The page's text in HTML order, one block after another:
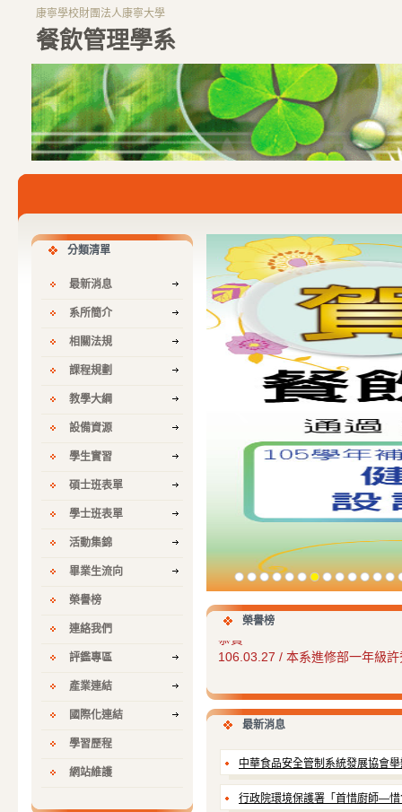
餐飲管理學系
康寧學校財團法人康寧大學
分類清單
最新消息
系所簡介
相關法規
課程規劃
教學大綱
設備資源
學生實習
碩士班表單
學士班表單
活動集錦
畢業生流向
榮譽榜
連絡我們
評鑑專區
產業連結
國際化連結
學習歷程
網站維護
榮譽榜
107.08.10-11本系史光裕参
會」的研討會，與來自世界
台發表論文的學者，格外受
107.08.02
恭賀~
106.03.27 / 本系進修部一年級
105.10.06/ 本系通過教育部105
104.05.09 / 王金安同學「第三屆
最新消息
中華食品安全管制系統發展協會
行政院環境保護署「首惜廚師—